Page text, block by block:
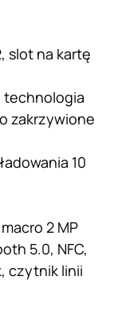
slot na kartę
technologia
zakrzywione
10
2 MP
5.0, NFC,
czytnik linii